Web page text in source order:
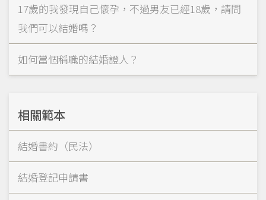
17歲的我發現自己懷孕，不過男友已經18歲，請問
我們可以結婚嗎？
如何當個稱職的結婚證人？
相關範本
結婚書約（民法）
結婚登記申請書